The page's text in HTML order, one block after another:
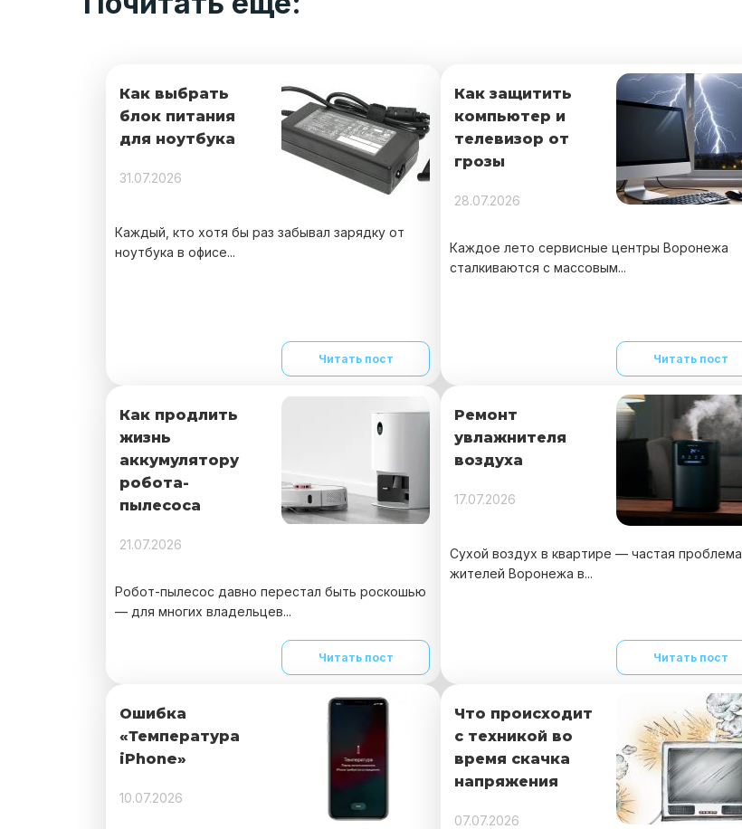
Как выбрать
блок питания
для ноутбука
31.07.2026
Каждый, кто хотя бы раз забывал зарядку от
ноутбука в офисе...
Читать пост
Как защитить
компьютер и
телевизор от
грозы
28.07.2026
Каждое лето сервисные центры Воронежа
сталкиваются с массовым...
Читать пост
Как продлить
жизнь
аккумулятору
робота-
пылесоса
21.07.2026
Робот-пылесос давно перестал быть роскошью
— для многих владельцев...
Читать пост
Ремонт
увлажнителя
воздуха
17.07.2026
Сухой воздух в квартире — частая проблема
жителей Воронежа в...
Читать пост
Ошибка
«Температура
iPhone»
10.07.2026
Что происходит
с техникой во
время скачка
напряжения
07.07.2026